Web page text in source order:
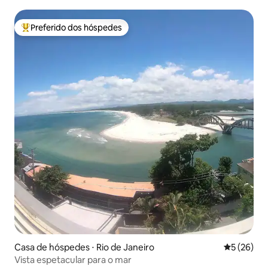
Entre os melhores preferidos dos hóspedes
Preferido dos hóspedes
Casa de hóspedes ⋅ Rio de Janeiro 5 de uma
5 (26)
Vista espetacular para o mar